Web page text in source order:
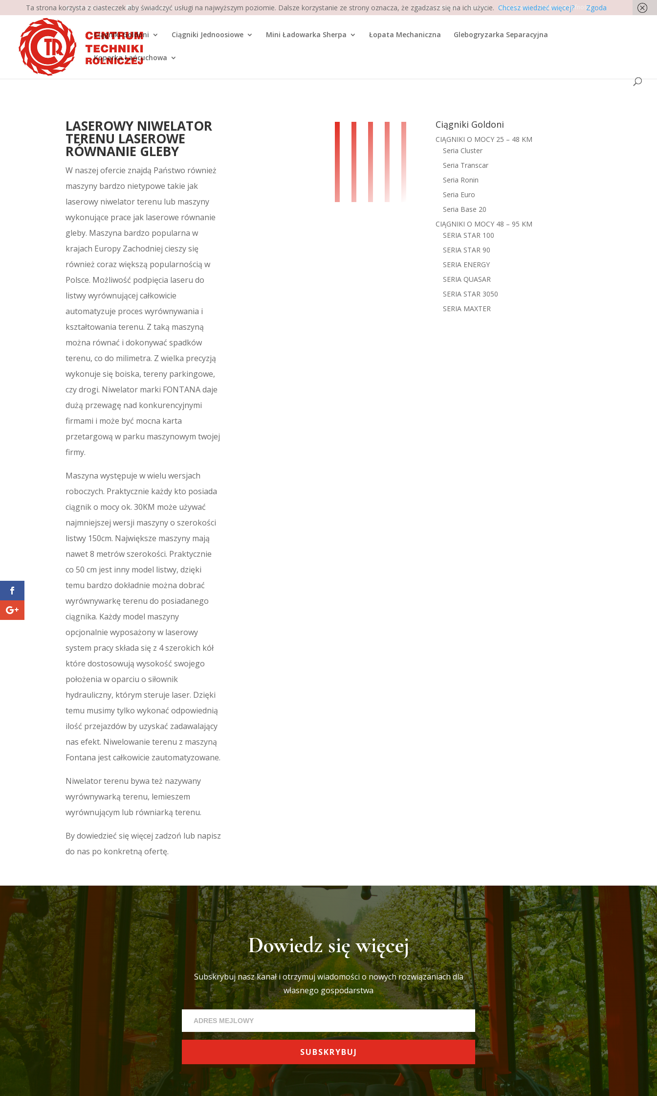
+48 503 062 003 biuro@goldoni.pl Strona Główna Kontakt Aktualności Polityka Poufności
Ciągniki Goldoni Ciągniki Jednoosiowe Mini Ładowarka Sherpa Łopata Mechaniczna Glebogryzarka Separacyjna
Koparka Łańcuchowa
LASEROWY NIWELATOR
TERENU LASEROWE
RÓWNANIE GLEBY
W naszej ofercie znajdą Państwo również
maszyny bardzo nietypowe takie jak
laserowy niwelator terenu lub maszyny
wykonujące prace jak laserowe równanie
gleby. Maszyna bardzo popularna w
krajach Europy Zachodniej cieszy się
również coraz większą popularnością w
Polsce. Możliwość podpięcia laseru do
listwy wyrównującej całkowicie
automatyzuje proces wyrównywania i
kształtowania terenu. Z taką maszyną
można równać i dokonywać spadków
terenu, co do milimetra. Z wielka precyzją
wykonuje się boiska, tereny parkingowe,
czy drogi. Niwelator marki FONTANA daje
dużą przewagę nad konkurencyjnymi
firmami i może być mocna karta
przetargową w parku maszynowym twojej
firmy.
Maszyna występuje w wielu wersjach
roboczych. Praktycznie każdy kto posiada
ciągnik o mocy ok. 30KM może używać
najmniejszej wersji maszyny o szerokości
listwy 150cm. Największe maszyny mają
nawet 8 metrów szerokości. Praktycznie
co 50 cm jest inny model listwy, dzięki
temu bardzo dokładnie można dobrać
wyrównywarkę terenu do posiadanego
ciągnika. Każdy model maszyny
opcjonalnie wyposażony w laserowy
system pracy składa się z 4 szerokich kół
które dostosowują wysokość swojego
położenia w oparciu o siłownik
hydrauliczny, którym steruje laser. Dzięki
temu musimy tylko wykonać odpowiednią
ilość przejazdów by uzyskać zadawalający
nas efekt. Niwelowanie terenu z maszyną
Fontana jest całkowicie zautomatyzowane.
Niwelator terenu bywa też nazywany
wyrównywarką terenu, lemieszem
wyrównującym lub równiarką terenu.
By dowiedzieć się więcej zadzoń lub napisz
do nas po konkretną ofertę.
Ciągniki Goldoni
CIĄGNIKI O MOCY 25 – 48 KM
Seria Cluster
Seria Transcar
Seria Ronin
Seria Euro
Seria Base 20
CIĄGNIKI O MOCY 48 – 95 KM
SERIA STAR 100
SERIA STAR 90
SERIA ENERGY
SERIA QUASAR
SERIA STAR 3050
SERIA MAXTER
Dowiedz się więcej
Subskrybuj nasz kanał i otrzymuj wiadomości o nowych rozwiązaniach dla
własnego gospodarstwa
SUBSKRYBUJ
Ta strona korzysta z ciasteczek aby świadczyć usługi na najwyższym poziomie. Dalsze korzystanie ze strony oznacza, że zgadzasz się na ich użycie. Chcesz wiedzieć więcej? Zgoda